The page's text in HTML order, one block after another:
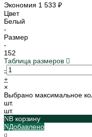
Экономия 1 533 ₽
Цвет
Белый
-
Размер
-
152
Таблица размеров
-
+
×
Выбрано максимальное
шт.
шт.
В корзину
Добавлено